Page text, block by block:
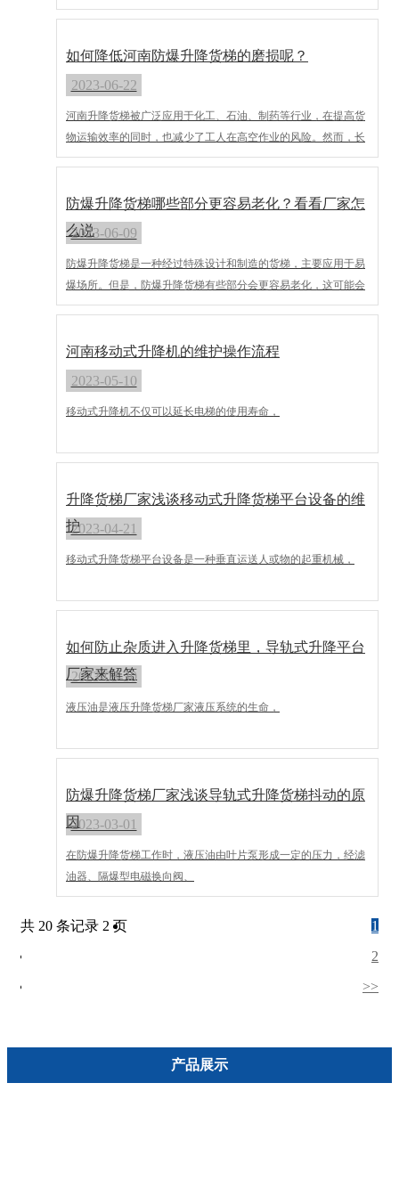
用范围也会越广。一般情况下，导轨式升降货梯的承载能力在
上不是很准确，购买导轨式升降货梯时需要仔细核实数据。
如何降低河南防爆升降货梯的磨损呢？
2023-06-22
河南升降货梯被广泛应用于化工、石油、制药等行业，在提高货
物运输效率的同时，也减少了工人在高空作业的风险。然而，长
期使用后，货梯就会出现一定的磨损和腐蚀，会导致设备的寿命
常重要的。本文将从几个方面介绍降低防爆升降货梯磨损的方
法。
防爆升降货梯哪些部分更容易老化？看看厂家怎
么说
2023-06-09
防爆升降货梯是一种经过特殊设计和制造的货梯，主要应用于易
爆场所。但是，防爆升降货梯有些部分会更容易老化，这可能会
影响货梯的使用寿命和安全性能。本文将探讨防爆升降货梯哪些
河南移动式升降机的维护操作流程
2023-05-10
移动式升降机不仅可以延长电梯的使用寿命，
升降货梯厂家浅谈移动式升降货梯平台设备的维
护
2023-04-21
移动式升降货梯平台设备是一种垂直运送人或物的起重机械，
如何防止杂质进入升降货梯里，导轨式升降平台
厂家来解答
2023-03-30
液压油是液压升降货梯厂家液压系统的生命，
防爆升降货梯厂家浅谈导轨式升降货梯抖动的原
因
2023-03-01
在防爆升降货梯工作时，液压油由叶片泵形成一定的压力，经滤
油器、隔爆型电磁换向阀、
共 20 条记录 2 页
1
2
>>
产品展示